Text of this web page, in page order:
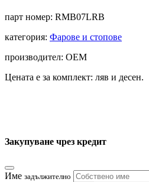
парт номер: RMB07LRB
категория: Фарове и стопове
производител: OEM
Цената е за комплект: ляв и десен.
Закупуване чрез кредит
Име задължително